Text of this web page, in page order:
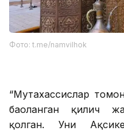
Фото: t.me/namvilhok
“Мутахассислар
баҳоланган қилич
қолган. Уни